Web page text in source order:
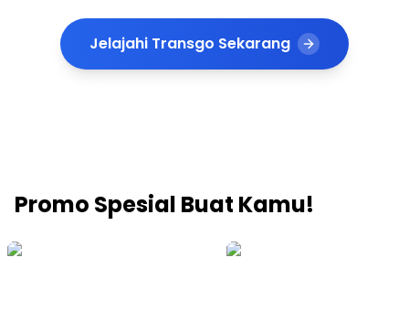
Jelajahi Transgo Sekarang
Promo Spesial Buat Kamu!